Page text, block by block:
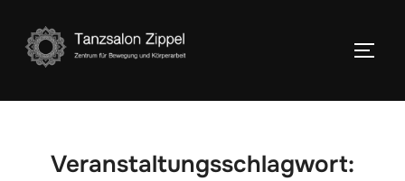
Inhalt
springen
Veranstaltungsschlagwort: